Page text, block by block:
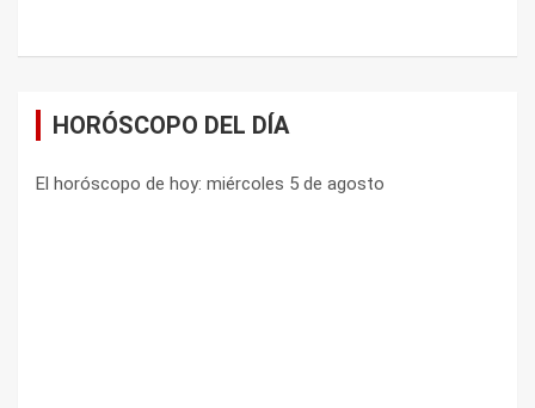
HORÓSCOPO DEL DÍA
El horóscopo de hoy: miércoles 5 de agosto